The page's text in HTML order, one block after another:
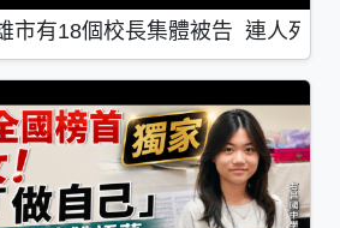
市有18個校長集體被告 連人死了